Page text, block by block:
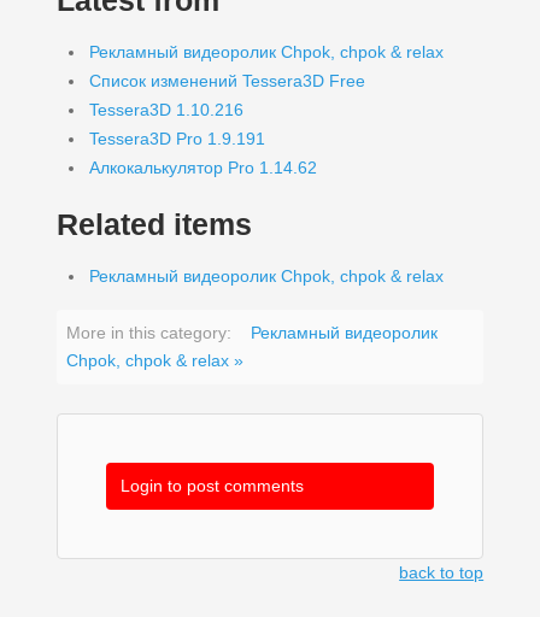
Рекламный видеоролик Chpok, chpok & relax
Список изменений Tessera3D Free
Tessera3D 1.10.216
Tessera3D Pro 1.9.191
Алкокалькулятор Pro 1.14.62
Related items
Рекламный видеоролик Chpok, chpok & relax
More in this category:
Рекламный видеоролик
Chpok, chpok & relax »
Login to post comments
back to top